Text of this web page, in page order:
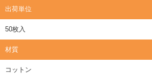
出荷単位
50枚入
材質
コットン